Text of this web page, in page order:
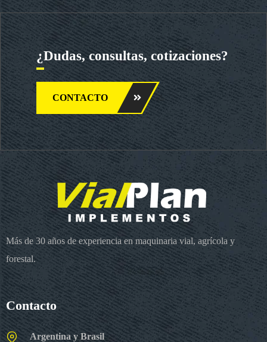
¿Dudas, consultas, cotizaciones?
CONTACTO
Más de 30 años de experiencia en maquinaria vial, agrícola y
forestal.
Contacto
Argentina y Brasil